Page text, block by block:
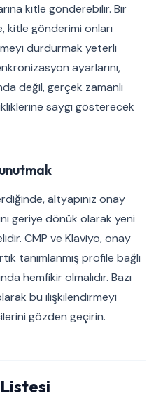
kitle gönderebilir. Bir
kitle gönderimi onları
durdurmak yeterli
ayarlarını,
değil, gerçek zamanlı
saygı gösterecek
altyapınız onay
geriye dönük olarak yeni
CMP ve Klaviyo, onay
tanımlanmış profile bağlı
hemfikir olmalıdır. Bazı
bu ilişkilendirmeyi
gözden geçirin.